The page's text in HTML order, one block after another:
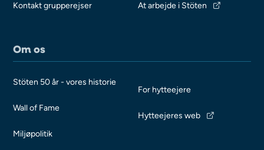
Kontakt grupperejser At arbejde i Stöten
Om os
Stöten 50 år - vores historie
Wall of Fame
Miljøpolitik
For hytteejere
Hytteejeres web